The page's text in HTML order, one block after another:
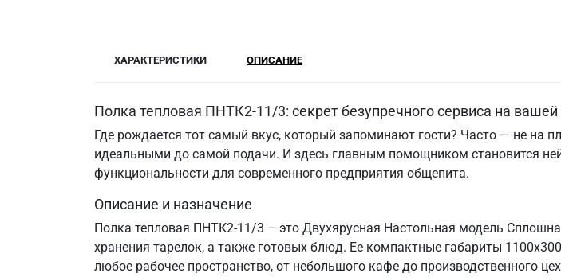
ХАРАКТЕРИСТИКИ ОПИСАНИЕ
Полка тепловая ПНТК2-11/3: секрет безупречного сервиса на вашей
Где рождается тот самый вкус, который запоминают гости? Часто — не на
идеальными до самой подачи. И здесь главным помощником становится
функциональности для современного предприятия общепита.
Описание и назначение
Полка тепловая ПНТК2-11/3 – это Двухярусная Настольная модель
хранения тарелок, а также готовых блюд. Ее компактные габариты
любое рабочее пространство, от небольшого кафе до производственного